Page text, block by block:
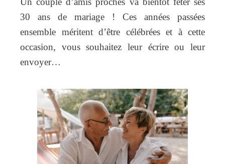
30 ans de mariage ! Ces années passées
ensemble méritent d’être célébrées et à cette
occasion, vous souhaitez leur écrire ou leur
envoyer…